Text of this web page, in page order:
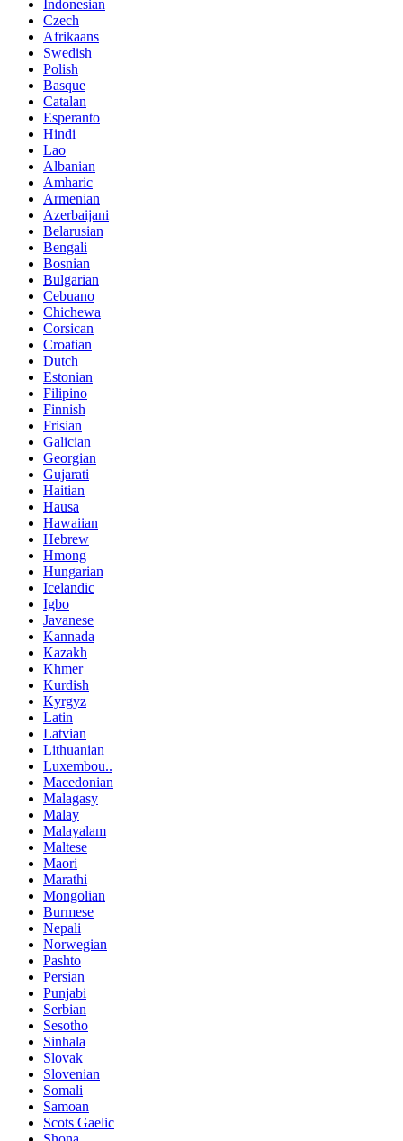
Indonesian
Czech
Afrikaans
Swedish
Polish
Basque
Catalan
Esperanto
Hindi
Lao
Albanian
Amharic
Armenian
Azerbaijani
Belarusian
Bengali
Bosnian
Bulgarian
Cebuano
Chichewa
Corsican
Croatian
Dutch
Estonian
Filipino
Finnish
Frisian
Galician
Georgian
Gujarati
Haitian
Hausa
Hawaiian
Hebrew
Hmong
Hungarian
Icelandic
Igbo
Javanese
Kannada
Kazakh
Khmer
Kurdish
Kyrgyz
Latin
Latvian
Lithuanian
Luxembou..
Macedonian
Malagasy
Malay
Malayalam
Maltese
Maori
Marathi
Mongolian
Burmese
Nepali
Norwegian
Pashto
Persian
Punjabi
Serbian
Sesotho
Sinhala
Slovak
Slovenian
Somali
Samoan
Scots Gaelic